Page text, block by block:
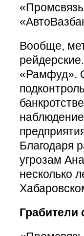
Вообще,
«Рамфуд».
Благодаря
угрозам
несколько
Грабители